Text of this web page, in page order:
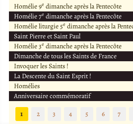
Homélie 9e dimanche après la Pentecôte
Homélie 7e dimanche après la Pentecôte
Homélie liturgie 5e dimanche après la
Saint Pierre et Saint Paul
Homélie 3e dimanche après la Pentecôte
Dimanche de tous les Saints de France
Invoquer les Saints !
La Descente du Saint Esprit !
Homélies
Anniversaire commémoratif
1
2 3 4 5 6 7